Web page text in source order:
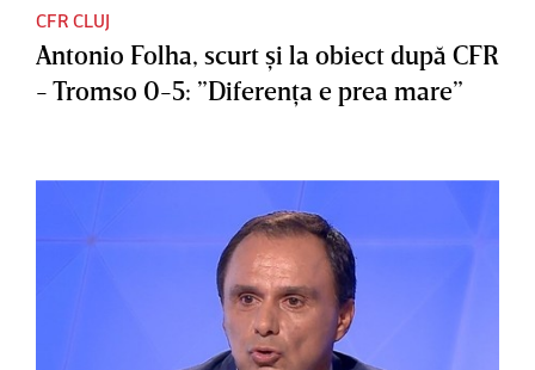
CFR CLUJ
Antonio Folha, scurt şi la obiect după CFR
- Tromso 0-5: ”Diferenţa e prea mare”